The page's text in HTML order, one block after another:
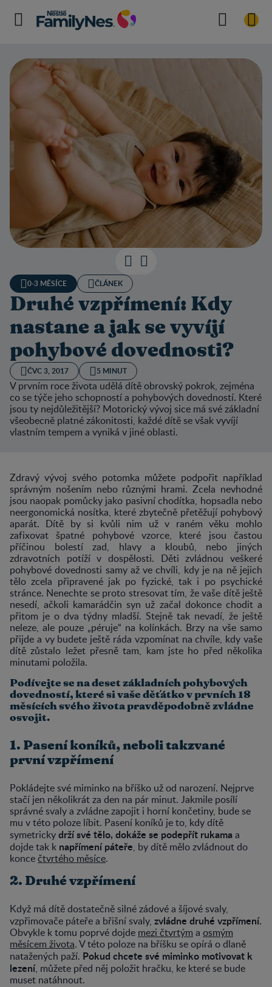
0-3 MĚSÍCE ČLÁNEK
Druhé vzpřímení: Kdy
nastane a jak se vyvíjí
pohybové dovednosti?
ČVC 3, 2017 5 MINUT
V prvním roce života udělá dítě obrovský pokrok, zejména
co se týče jeho schopností a pohybových dovedností. Které
jsou ty nejdůležitější? Motorický vývoj sice má své základní
všeobecně platné zákonitosti, každé dítě se však vyvíjí
vlastním tempem a vyniká v jiné oblasti.
Zdravý vývoj svého potomka můžete podpořit například
správným nošením nebo různými hrami. Zcela nevhodné
jsou naopak pomůcky jako pasivní chodítka, hopsadla nebo
neergonomická nosítka, které zbytečně přetěžují pohybový
aparát. Dítě by si kvůli nim už v raném věku mohlo
zafixovat špatné pohybové vzorce, které jsou častou
příčinou bolestí zad, hlavy a kloubů, nebo jiných
zdravotních potíží v dospělosti. Děti zvládnou veškeré
pohybové dovednosti samy až ve chvíli, kdy je na ně jejich
tělo zcela připravené jak po fyzické, tak i po psychické
stránce. Nenechte se proto stresovat tím, že vaše dítě ještě
nesedí, ačkoli kamarádčin syn už začal dokonce chodit a
přitom je o dva týdny mladší. Stejně tak nevadí, že ještě
neleze, ale pouze „péruje“ na kolínkách. Brzy na vše samo
přijde a vy budete ještě ráda vzpomínat na chvíle, kdy vaše
dítě zůstalo ležet přesně tam, kam jste ho před několika
minutami položila.
Podívejte se na deset základních pohybových
dovedností, které si vaše děťátko v prvních 18
měsících svého života pravděpodobně zvládne
osvojit.
1. Pasení koníků, neboli takzvané
první vzpřímení
Pokládejte své miminko na bříško už od narození. Nejprve
stačí jen několikrát za den na pár minut. Jakmile posílí
správné svaly a zvládne zapojit i horní končetiny, bude se
mu v této poloze líbit. Pasení koníků je to, kdy dítě
symetrickydrží své tělo, dokáže se podepřít rukamaa
dojde tak k napřímení páteře, by dítě mělo zvládnout do
koncečtvrtého měsíce.
2. Druhé vzpřímení
Když má dítě dostatečně silné zádové a šíjové svaly,
vzpřimovače páteře a břišní svaly, zvládne druhé vzpřímení.
Obvykle k tomu poprvé dojde mezi čtvrtým a osmým
měsícem života. V této poloze na bříšku se opírá o dlaně
natažených paží. Pokud chcete své miminko motivovat k
lezení, můžete před něj položit hračku, ke které se bude
muset natáhnout.